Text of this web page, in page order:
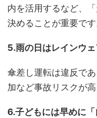
内を活用するなど、
決めることが重要です
5.雨の日はレインウ
傘差し運転は違反で
加など事故リスクが高
6.子どもには早めに